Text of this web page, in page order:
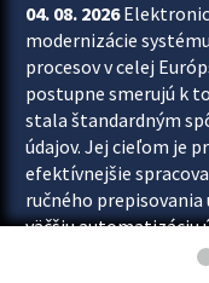
04. 08. 2026
modernizácie
procesov v celej
postupne smerujú k
stala štandardným
údajov. Jej cieľom je
efektívnejšie
ručného
väčšiu automatizáciu
fakturácia preto